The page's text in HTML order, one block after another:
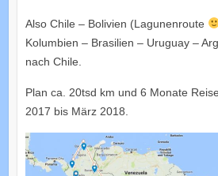
Also Chile – Bolivien (Lagunenroute
Kolumbien – Brasilien – Uruguay –
nach Chile.
Plan ca. 20tsd km und 6 Monate
2017 bis März 2018.